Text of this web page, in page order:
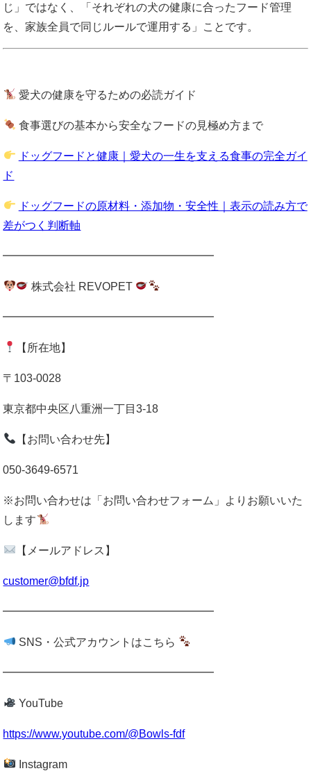
じ」ではなく、「それぞれの犬の健康に合ったフード管理
を、家族全員で同じルールで運用する」ことです。
愛犬の健康を守るための必読ガイド
食事選びの基本から安全なフードの見極め方まで
ドッグフードと健康｜愛犬の一生を支える食事の完全ガイ
ド
ドッグフードの原材料・添加物・安全性｜表示の読み方で
差がつく判断軸
━━━━━━━━━━━━━━━━━━━
株式会社 REVOPET
━━━━━━━━━━━━━━━━━━━
【所在地】
〒103-0028
東京都中央区八重洲一丁目3-18
【お問い合わせ先】
050-3649-6571
※お問い合わせは「お問い合わせフォーム」よりお願いいた
します
【メールアドレス】
customer@bfdf.jp
━━━━━━━━━━━━━━━━━━━
SNS・公式アカウントはこちら
━━━━━━━━━━━━━━━━━━━
YouTube
https://www.youtube.com/@Bowls-fdf
Instagram